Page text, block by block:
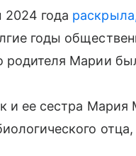
года
годы
родителя Марии
и ее сестра